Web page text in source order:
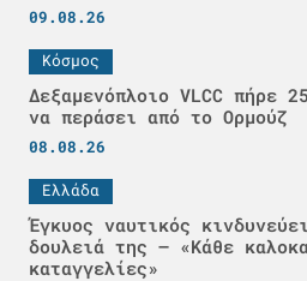
09.08.26
Κόσμος
Δεξαμενόπλοιο VLCC πήρε
να περάσει από το Ορμούζ
08.08.26
Ελλάδα
Έγκυος ναυτικός
δουλειά της – «Κάθε
καταγγελίες»